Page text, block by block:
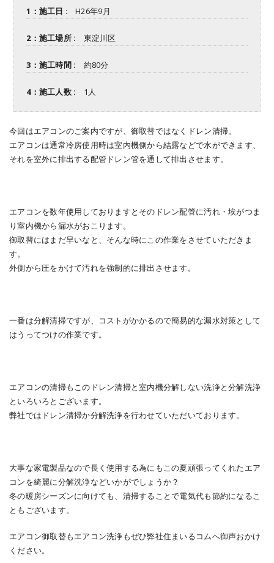
1：施工日 : H26年9月
2：施工場所 : 東淀川区
3：施工時間 : 約80分
4：施工人数 : 1人
今回はエアコンのご案内ですが、御取替ではなくドレン清掃。
エアコンは通常冷房使用時は室内機側から結露などで水ができます、
それを室外に排出する配管ドレン管を通して排出させます。
エアコンを数年使用しておりますとそのドレン配管に汚れ・埃がつま
り室内機から漏水がおこります。
御取替にはまだ早いなと、そんな時にこの作業をさせていただきま
す。
外側から圧をかけて汚れを強制的に排出させます。
一番は分解清掃ですが、コストがかかるので簡易的な漏水対策として
はうってつけの作業です。
エアコンの清掃もこのドレン清掃と室内機分解しない洗浄と分解洗浄
といろいろとございます。
弊社ではドレン清掃か分解洗浄を行わせていただいております。
大事な家電製品なので長く使用する為にもこの夏頑張ってくれたエア
コンを綺麗に分解洗浄などいかがでしょうか？
冬の暖房シーズンに向けても、清掃することで電気代も節約になるこ
ともございます。
エアコン御取替もエアコン洗浄もぜひ弊社住まいるコムへ御声おかけ
ください。